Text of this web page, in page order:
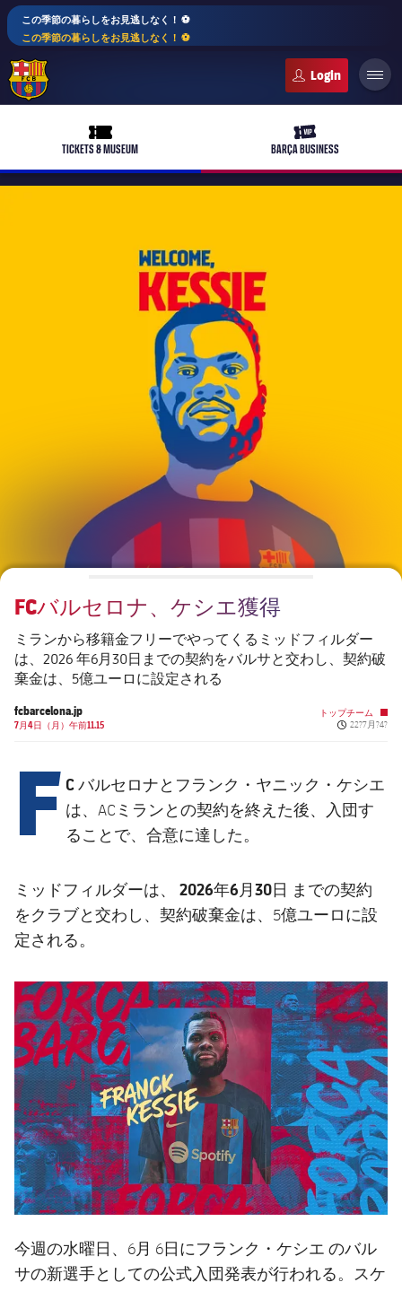
この季節の暮らしをお見逃しなく！ ⚽️
この季節の暮らしをお見逃しなく！ ⚽️
ticket-full
TICKETS & MUSEUM
ticket-vip
BARÇA BUSINESS
バルサアカデミー
レジェンド
監督
プレスパス
Facilities
LABEL.ARIA.PLUS
トップチーム
スケジュール
順位表
label.aria.plus
スケジュール
結果
順位表
LABEL.ARIA.PLUS
label.aria.plus
スケジュール
チケット
結果
順位表
PLUSICON
LABEL.ARIA.PLUS
トップチーム
スケジュール
チケット
結果
PLUSICON
LABEL.ARIA.PLUS
トップチーム
plusicon
label.aria.plus
スケジュール
結果
順位表
PLUSICON
LABEL.ARIA.PLUS
スケジュール
結果
順位表
FCバルセロナ、ケシエ獲得
ミランから移籍金フリーでやってくるミッドフィルダー
は、2026 年6月30日までの契約をバルサと交わし、契約破
棄金は、5億ユーロに設定される
fcbarcelona.jp
7月4日（月）午前11.15
トップチーム
Published
22?7月?4?
F C バルセロナとフランク・ヤニック・ケシエ
は、ACミランとの契約を終えた後、入団す
ることで、合意に達した。
ミッドフィルダーは、 2026年6月30日 までの契約
をクラブと交わし、契約破棄金は、5億ユーロに設
定される。
今週の水曜日、6月 6日にフランク・ケシエ のバル
サの新選手としての公式入団発表が行われる。スケ